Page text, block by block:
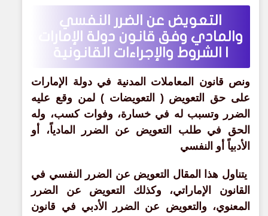
التعويض عن الضرر النفسي
والمادي وفق قانون دولة الإمارات
| الشروط والإجراءات القانونية
ونص قانون المعاملات المدنية في دولة الإمارات
على حق التعويض ( التعويضات ) لمن وقع عليه
الضرر وتسبب له في خسارة، وفوات كسب، وله
الحق في طلب التعويض عن الضرر المادياً، أو
الأدبياً أو النفسي
يتناول هذا المقال التعويض عن الضرر النفسي في
القانون الإماراتي، وكذلك التعويض عن الضرر
المعنوي، والتعويض عن الضرر الأدبي في قانون